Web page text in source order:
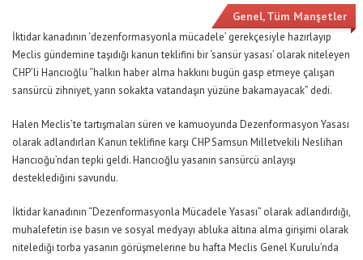
Genel,Tüm Manşetler
İktidar kanadının ‘dezenformasyonla mücadele’ gerekçesiyle hazırlayıp
Meclis gündemine taşıdığı kanun teklifini bir ‘sansür yasası’ olarak niteleyen
CHP’li Hancıoğlu “halkın haber alma hakkını bugün gasp etmeye çalışan
sansürcü zihniyet, yarın sokakta vatandaşın yüzüne bakamayacak” dedi.
Halen Meclis’te tartışmaları süren ve kamuoyunda Dezenformasyon Yasası
olarak adlandırlan Kanun teklifine karşı CHP Samsun Milletvekili Neslihan
Hancıoğu’ndan tepki geldi. Hancıoğlu yasanın sansürcü anlayışı
desteklediğini savundu.
İktidar kanadının “Dezenformasyonla Mücadele Yasası” olarak adlandırdığı,
muhalefetin ise basın ve sosyal medyayı abluka altına alma girişimi olarak
nitelediği torba yasanın görüşmelerine bu hafta Meclis Genel Kurulu’nda